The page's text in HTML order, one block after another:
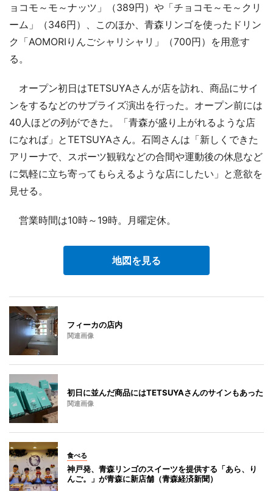
ョコモ～モ～ナッツ」（389円）や「チョコモ～モ～クリ
ーム」（346円）、このほか、青森リンゴを使ったドリン
ク「AOMORIりんごシャリシャリ」（700円）を用意す
る。
オープン初日はTETSUYAさんが店を訪れ、商品にサイ
ンをするなどのサプライズ演出を行った。オープン前には
40人ほどの列ができた。「青森が盛り上がれるような店
になれば」とTETSUYAさん。石岡さんは「新しくできた
アリーナで、スポーツ観戦などの合間や運動後の休息など
に気軽に立ち寄ってもらえるような店にしたい」と意欲を
見せる。
営業時間は10時～19時。月曜定休。
地図を見る
フィーカの店内
関連画像
初日に並んだ商品にはTETSUYAさんのサインもあった
関連画像
食べる
神戸発、青森リンゴのスイーツを提供する「あら、り
んご。」が青森に新店舗（青森経済新聞）